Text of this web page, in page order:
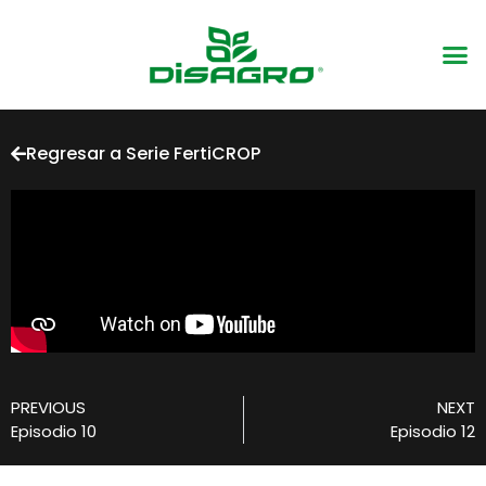
Regresar a Serie FertiCROP
PREVIOUS
Episodio 10
NEXT
Episodio 12